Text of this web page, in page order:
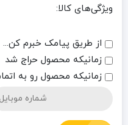
ویژگی‌های کالا:
از طریق پیامک خبرم کن...
زمانیکه محصول حراج شد
زمانیکه محصول رو به